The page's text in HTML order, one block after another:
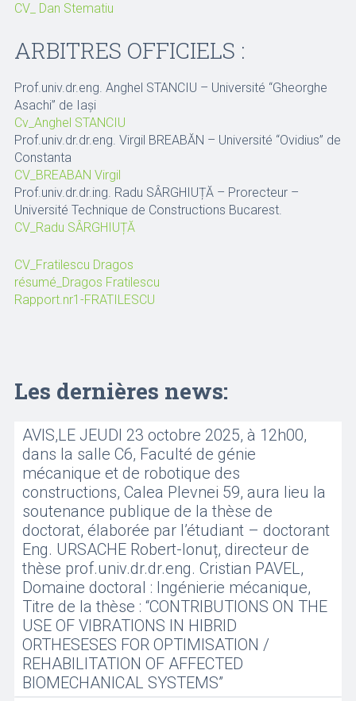
CV_ Dan Stematiu
ARBITRES OFFICIELS :
Prof.univ.dr.eng. Anghel STANCIU – Université “Gheorghe
Asachi” de Iași
Cv_Anghel STANCIU
Prof.univ.dr.dr.eng. Virgil BREABĂN – Université “Ovidius” de
Constanta
CV_BREABAN Virgil
Prof.univ.dr.dr.ing. Radu SÂRGHIUȚĂ – Prorecteur –
Université Technique de Constructions Bucarest.
CV_Radu SÂRGHIUȚĂ
CV_Fratilescu Dragos
résumé_Dragos Fratilescu
Rapport.nr1-FRATILESCU
Les dernières news:
AVIS,LE JEUDI 23 octobre 2025, à 12h00,
dans la salle C6, Faculté de génie
mécanique et de robotique des
constructions, Calea Plevnei 59, aura lieu la
soutenance publique de la thèse de
doctorat, élaborée par l’étudiant – doctorant
Eng. URSACHE Robert-Ionuț, directeur de
thèse prof.univ.dr.dr.eng. Cristian PAVEL,
Domaine doctoral : Ingénierie mécanique,
Titre de la thèse : “CONTRIBUTIONS ON THE
USE OF VIBRATIONS IN HIBRID
ORTHESESES FOR OPTIMISATION /
REHABILITATION OF AFFECTED
BIOMECHANICAL SYSTEMS”